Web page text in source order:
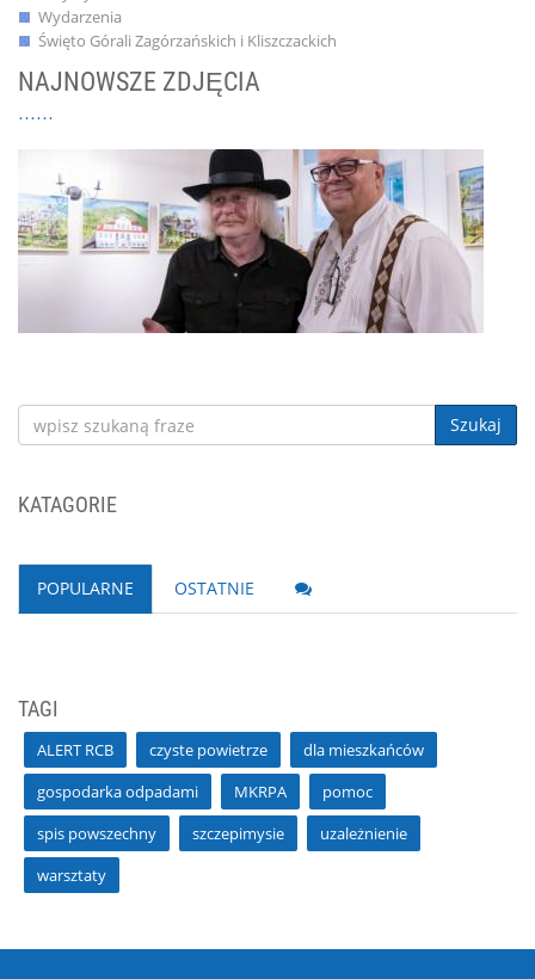
Wydarzenia
Święto Górali Zagórzańskich i Kliszczackich
NAJNOWSZE ZDJĘCIA
Szukaj
KATAGORIE
POPULARNE OSTATNIE
TAGI
ALERT RCB czyste powietrze
dla mieszkańców
gospodarka odpadami
MKRPA
pomoc
spis powszechny
szczepimysie
uzależnienie
warsztaty